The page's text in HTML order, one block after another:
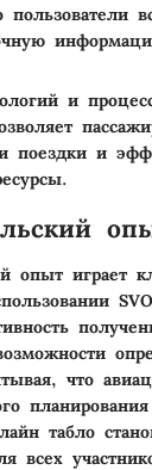
пользователи
и
поездки и
опыт играет
что
табло
всех